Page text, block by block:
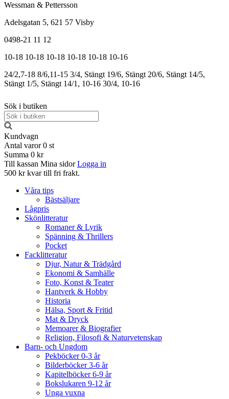
Wessman & Pettersson
Adelsgatan 5, 621 57 Visby
0498-21 11 12
10-18 10-18 10-18 10-18 10-18 10-16
24/2,7-18 8/6,11-15 3/4, Stängt 19/6, Stängt 20/6, Stängt 14/5,
Stängt 1/5, Stängt 14/1, 10-16 30/4, 10-16
Sök i butiken
Kundvagn
Antal varor 0 st
Summa 0 kr
Till kassan Mina sidor Logga in
500 kr kvar till fri frakt.
Våra tips
Bästsäljare
Lågpris
Skönlitteratur
Romaner & Lyrik
Spänning & Thrillers
Pocket
Facklitteratur
Djur, Natur & Trädgård
Ekonomi & Samhälle
Foto, Konst & Teater
Hantverk & Hobby
Historia
Hälsa, Sport & Fritid
Mat & Dryck
Memoarer & Biografier
Religion, Filosofi & Naturvetenskap
Barn- och Ungdom
Pekböcker 0-3 år
Bilderböcker 3-6 år
Kapitelböcker 6-9 år
Bokslukaren 9-12 år
Unga vuxna